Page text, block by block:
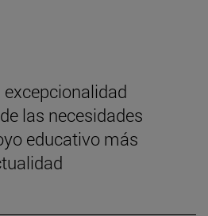
excepcionalidad
las necesidades
educativo más